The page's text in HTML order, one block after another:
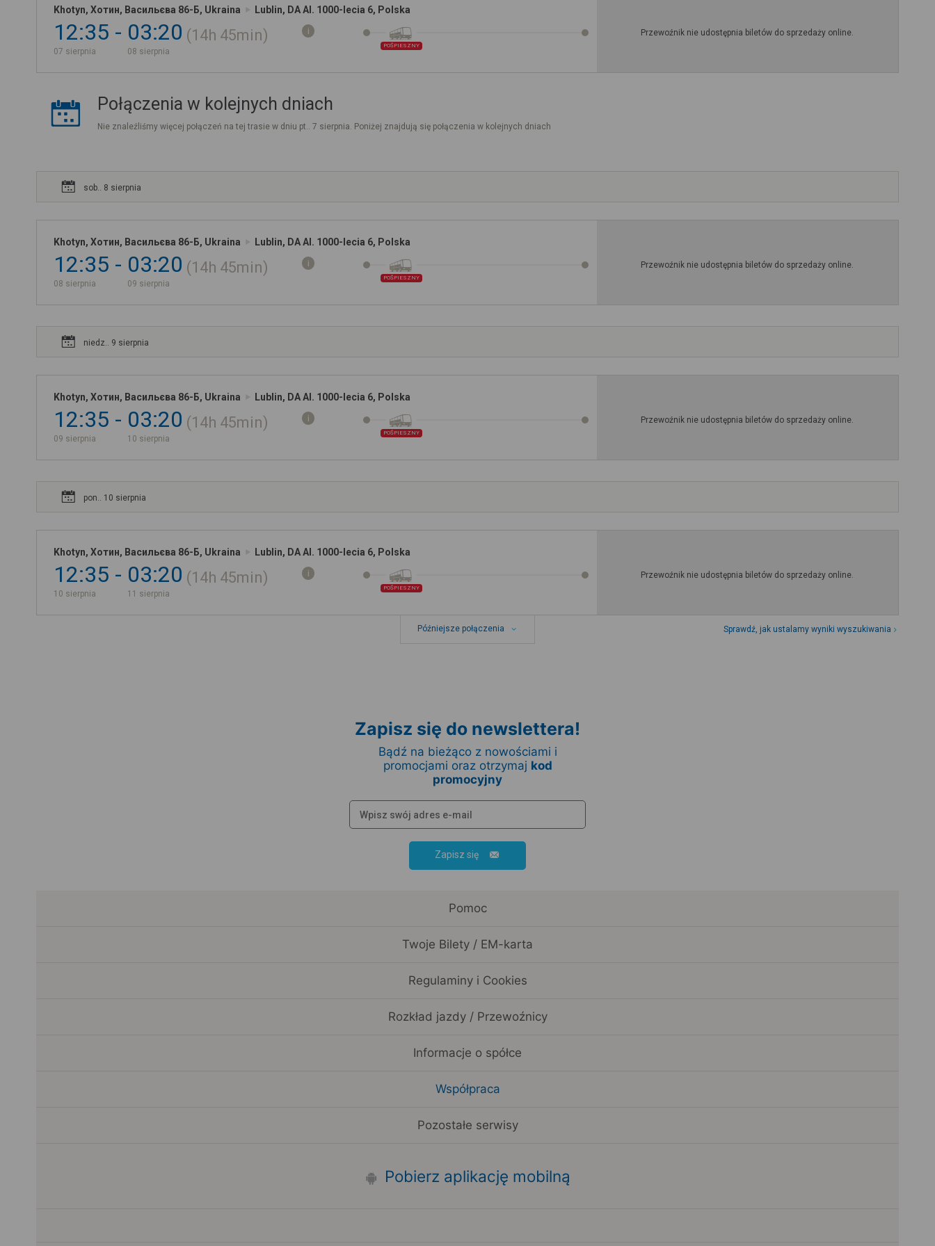
Khotyn, Хотин, Васильєва 86-Б, Ukraina Lublin, DA Al. 1000-lecia 6, Polska
12:35
07 sierpnia
03:20
08 sierpnia
14h 45min
POŚPIESZNY
Przewoźnik nie udostępnia biletów do sprzedaży online.
Połączenia w kolejnych dniach
Nie znaleźliśmy więcej połączeń na tej trasie w dniu pt.. 7 sierpnia. Poniżej znajdują się połączenia w kolejnych dniach
sob.. 8 sierpnia
Khotyn, Хотин, Васильєва 86-Б, Ukraina Lublin, DA Al. 1000-lecia 6, Polska
12:35
08 sierpnia
03:20
09 sierpnia
14h 45min
POŚPIESZNY
Przewoźnik nie udostępnia biletów do sprzedaży online.
niedz.. 9 sierpnia
Khotyn, Хотин, Васильєва 86-Б, Ukraina Lublin, DA Al. 1000-lecia 6, Polska
12:35
09 sierpnia
03:20
10 sierpnia
14h 45min
POŚPIESZNY
Przewoźnik nie udostępnia biletów do sprzedaży online.
pon.. 10 sierpnia
Khotyn, Хотин, Васильєва 86-Б, Ukraina Lublin, DA Al. 1000-lecia 6, Polska
12:35
10 sierpnia
03:20
11 sierpnia
14h 45min
POŚPIESZNY
Przewoźnik nie udostępnia biletów do sprzedaży online.
Późniejsze połączenia Sprawdź, jak ustalamy wyniki wyszukiwania
Zapisz się do newslettera!
Bądź na bieżąco z nowościami i
promocjami oraz otrzymaj kod
promocyjny
Zapisz się
Pomoc
Twoje Bilety / EM-karta
Regulaminy i Cookies
Rozkład jazdy / Przewoźnicy
Informacje o spółce
Współpraca
Pozostałe serwisy
Pobierz aplikację mobilną